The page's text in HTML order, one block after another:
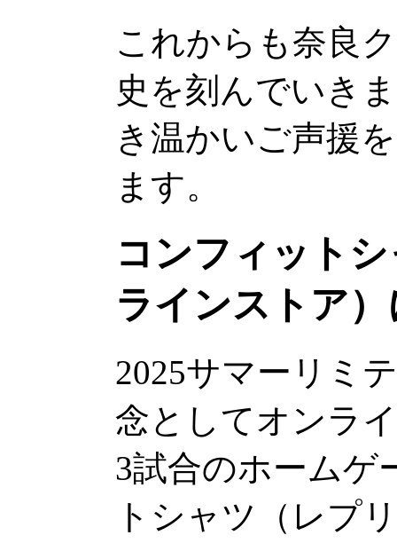
これからも奈良
史を刻んでいき
き温かいご声援
ます。
コンフィット
ラインストア
2025サマーリミ
念としてオンラ
3試合のホームゲ
トシャツ（レプ